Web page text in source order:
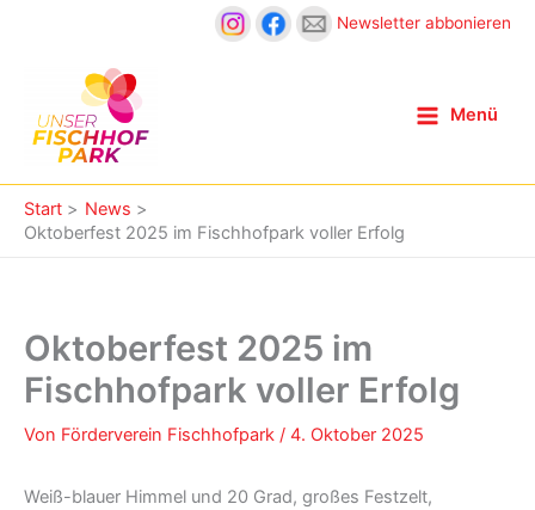
Newsletter abbonieren
Menü
Start
News
Oktoberfest 2025 im Fischhofpark voller Erfolg
Oktoberfest 2025 im
Fischhofpark voller Erfolg
Von Förderverein Fischhofpark / 4. Oktober 2025
Weiß-blauer Himmel und 20 Grad, großes Festzelt,